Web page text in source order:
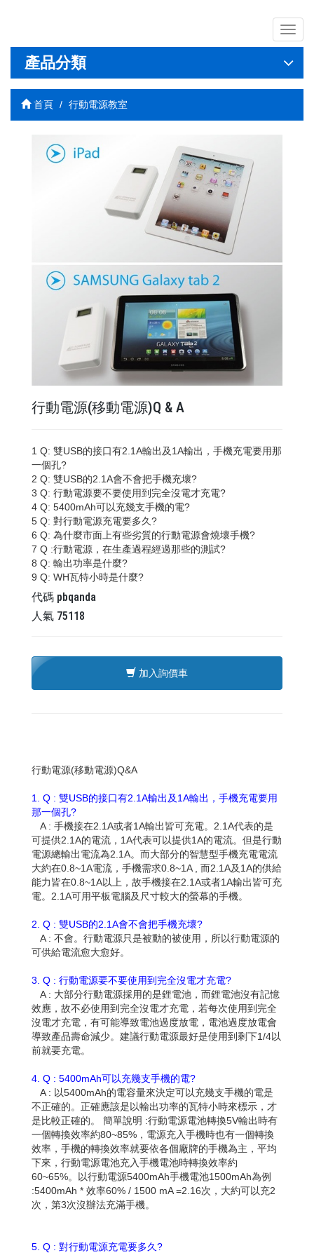
導
覽
列
關
產品分類
首頁 行動電源教室
行動電源(移動電源)Q & A
1 Q: 雙USB的接口有2.1A輸出及1A輸出，手機充電要用那
一個孔?
2 Q: 雙USB的2.1A會不會把手機充壞?
3 Q: 行動電源要不要使用到完全沒電才充電?
4 Q: 5400mAh可以充幾支手機的電?
5 Q: 對行動電源充電要多久?
6 Q: 為什麼市面上有些劣質的行動電源會燒壞手機?
7 Q :行動電源，在生產過程經過那些的測試?
8 Q: 輸出功率是什麼?
9 Q: WH瓦特小時是什麼?
代碼 pbqanda
人氣 75118
加入詢價車
行動電源(移動電源)Q&A
1. Q : 雙USB的接口有2.1A輸出及1A輸出，手機充電要用
那一個孔?
A : 手機接在2.1A或者1A輸出皆可充電。2.1A代表的是
可提供2.1A的電流，1A代表可以提供1A的電流。但是行動
電源總輸出電流為2.1A。而大部分的智慧型手機充電電流
大約在0.8~1A電流，手機需求0.8~1A , 而2.1A及1A的供給
能力皆在0.8~1A以上，故手機接在2.1A或者1A輸出皆可充
電。2.1A可用平板電腦及尺寸較大的螢幕的手機。
2. Q : 雙USB的2.1A會不會把手機充壞?
A : 不會。行動電源只是被動的被使用，所以行動電源的
可供給電流愈大愈好。
3. Q : 行動電源要不要使用到完全沒電才充電?
A : 大部分行動電源採用的是鋰電池，而鋰電池沒有記憶
效應，故不必使用到完全沒電才充電，若每次使用到完全
沒電才充電，有可能導致電池過度放電，電池過度放電會
導致產品壽命減少。建議行動電源最好是使用到剩下1/4以
前就要充電。
4. Q : 5400mAh可以充幾支手機的電?
A : 以5400mAh的電容量來決定可以充幾支手機的電是
不正確的。正確應該是以輸出功率的瓦特小時來標示，才
是比較正確的。 簡單說明 :行動電源電池轉換5V輸出時有
一個轉換效率約80~85%，電源充入手機時也有一個轉換
效率，手機的轉換效率就要依各個廠牌的手機為主，平均
下來，行動電源電池充入手機電池時轉換效率約
60~65%。以行動電源5400mAh手機電池1500mAh為例
:5400mAh * 效率60% / 1500 mA =2.16次，大約可以充2
次，第3次沒辦法充滿手機。
5. Q : 對行動電源充電要多久?